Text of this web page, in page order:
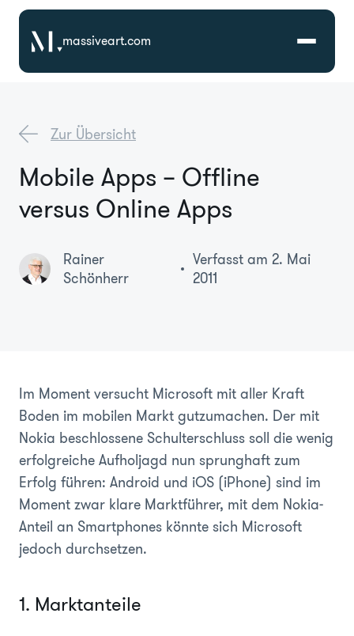
massiveart.com
Referenzen
Branchen
Zur Übersicht
Mobile Apps – Offline
versus Online Apps
Rainer
Schönherr
Verfasst am 2. Mai
2011
Im Moment versucht Microsoft mit aller Kraft
Boden im mobilen Markt gutzumachen. Der mit
Nokia beschlossene Schulterschluss soll die wenig
erfolgreiche Aufholjagd nun sprunghaft zum
Erfolg führen: Android und iOS (iPhone) sind im
Moment zwar klare Marktführer, mit dem Nokia-
Anteil an Smartphones könnte sich Microsoft
jedoch durchsetzen.
1. Marktanteile